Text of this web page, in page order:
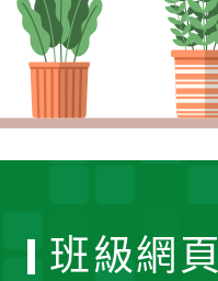
班級網頁